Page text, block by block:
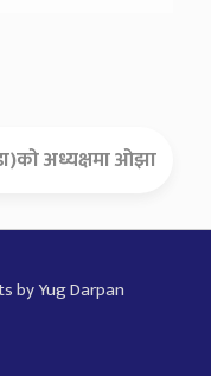
अध्यक्षमा ओझा
by Yug Darpan